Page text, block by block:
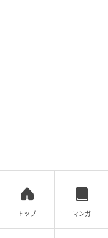
トップ マンガ